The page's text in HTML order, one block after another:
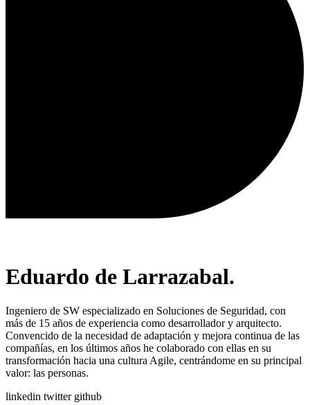
Eduardo de Larrazabal.
Ingeniero de SW especializado en Soluciones de Seguridad, con
más de 15 años de experiencia como desarrollador y arquitecto.
Convencido de la necesidad de adaptación y mejora continua de las
compañías, en los últimos años he colaborado con ellas en su
transformación hacia una cultura Agile, centrándome en su principal
valor: las personas.
linkedin twitter github